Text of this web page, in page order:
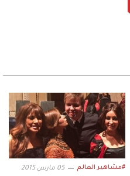
#مشاهير العالم 05 مارس 2015